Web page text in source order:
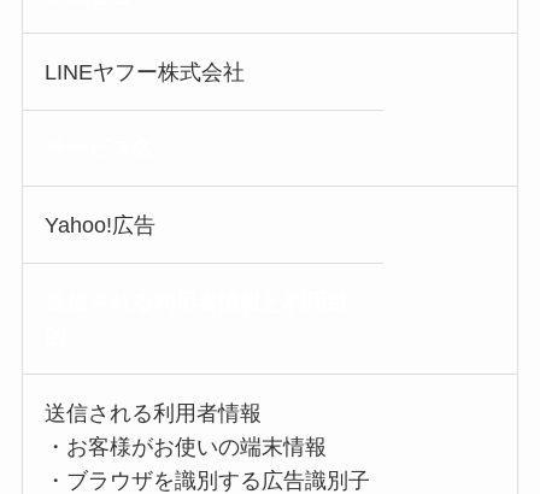
LINEヤフー株式会社
Yahoo!広告
送信される利用者情報
・お客様がお使いの端末情報
・ブラウザを識別する広告識別子